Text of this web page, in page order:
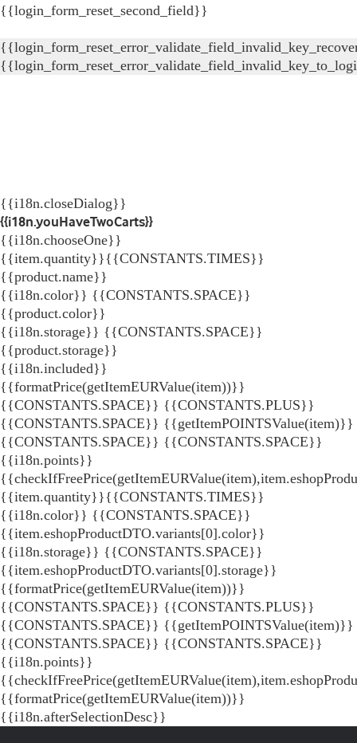
{{login_form_reset_second_field}}
{{i18n.closeDialog}}
{{i18n.youHaveTwoCarts}}
{{i18n.chooseOne}}
{{item.quantity}}{{CONSTANTS.TIMES}}
{{product.name}}
{{i18n.color}} {{CONSTANTS.SPACE}}
{{product.color}}
{{i18n.storage}} {{CONSTANTS.SPACE}}
{{product.storage}}
{{i18n.included}}
{{formatPrice(getItemEURValue(item))}}
{{CONSTANTS.SPACE}} {{CONSTANTS.PLUS}}
{{CONSTANTS.SPACE}} {{getItemPOINTSValue(item)}}
{{CONSTANTS.SPACE}} {{CONSTANTS.SPACE}}
{{i18n.points}}
{{item.quantity}}{{CONSTANTS.TIMES}}
{{i18n.color}} {{CONSTANTS.SPACE}}
{{item.eshopProductDTO.variants[0].color}}
{{i18n.storage}} {{CONSTANTS.SPACE}}
{{item.eshopProductDTO.variants[0].storage}}
{{formatPrice(getItemEURValue(item))}}
{{CONSTANTS.SPACE}} {{CONSTANTS.PLUS}}
{{CONSTANTS.SPACE}} {{getItemPOINTSValue(item)}}
{{CONSTANTS.SPACE}} {{CONSTANTS.SPACE}}
{{i18n.points}}
{{formatPrice(getItemEURValue(item))}}
{{i18n.afterSelectionDesc}}